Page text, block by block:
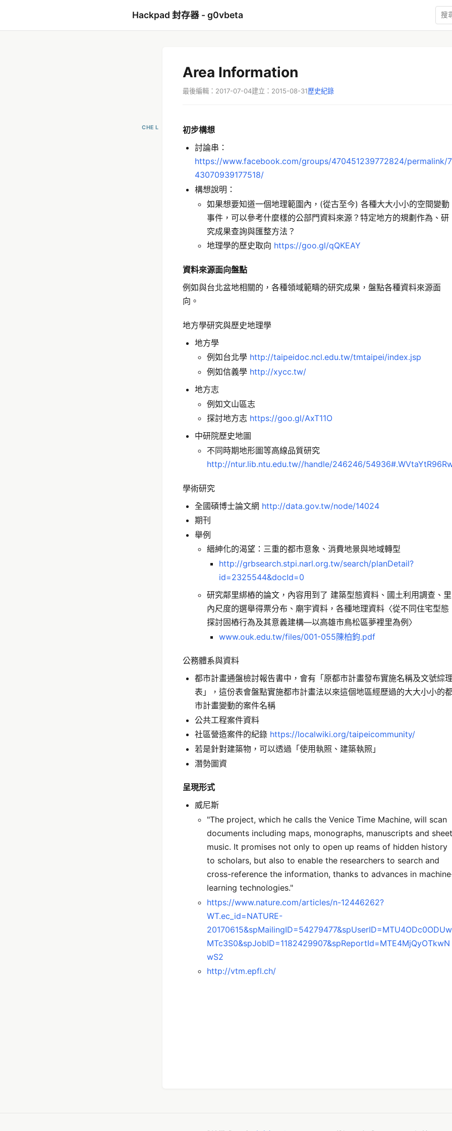
Hackpad 封存器 - g0vbeta
Area Information
最後編輯：2017-07-04建立：2015-08-31歷史紀錄
CHE L
初步構想
討論串：
https://www.facebook.com/groups/470451239772824/permalink/7
43070939177518/
構想說明：
如果想要知道一個地理範圍內，(從古至今) 各種大大小小的空間變動
事件，可以參考什麼樣的公部門資料來源？特定地方的規劃作為、研
究成果查詢與匯整方法？
地理學的歷史取向 https://goo.gl/qQKEAY
資料來源面向盤點
例如與台北盆地相關的，各種領域範疇的研究成果，盤點各種資料來源面
向。
地方學研究與歷史地理學
地方學
例如台北學 http://taipeidoc.ncl.edu.tw/tmtaipei/index.jsp
例如信義學 http://xycc.tw/
地方志
例如文山區志
探討地方志 https://goo.gl/AxT11O
中研院歷史地圖
不同時期地形圖等高線品質研究
http://ntur.lib.ntu.edu.tw//handle/246246/
學術研究
全國碩博士論文網 http://data.gov.tw/node/14024
期刊
舉例
縉紳化的渴望：三重的都市意象、消費地景與地域轉型
http://grbsearch.stpi.narl.org.tw/search/planDetail?
id=2325544&docId=0
研究鄰里綁樁的論文，內容用到了 建築型態資料、國土利用調查、里
內尺度的選舉得票分布、廟宇資料，各種地理資料〈從不同住宅型態
探討固樁行為及其意義建構—以高雄市鳥松區夢裡里為例〉
www.ouk.edu.tw/files/001-055陳柏鈞.pdf
公務體系與資料
都市計畫通盤檢討報告書中，會有「原都市計畫發布實施名稱及文號綜
表」，這份表會盤點實施都市計畫法以來這個地區經歷過的大大小小的
市計畫變動的案件名稱
公共工程案件資料
社區營造案件的紀錄 https://localwiki.org/taipeicommunity/
若是針對建築物，可以透過「使用執照、建築執照」
潛勢圖資
呈現形式
威尼斯
"The project, which he calls the Venice Time Machine, will scan
documents including maps, monographs, manuscripts and sheet
music. It promises not only to open up reams of hidden history
to scholars, but also to enable the researchers to search and
cross-reference the information, thanks to advances in
learning technologies."
https://www.nature.com/articles/n-12446262?
WT.ec_id=NATURE-
20170615&spMailingID=54279477&spUserID=MTU4ODc0ODUw
MTc3S0&spJobID=1182429907&spReportId=MTE4MjQyOTkwN
wS2
http://vtm.epfl.ch/